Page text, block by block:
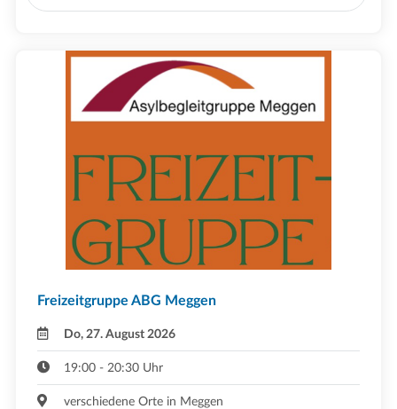
Freizeitgruppe ABG Meggen
Do, 27. August 2026
19:00 - 20:30 Uhr
verschiedene Orte in Meggen